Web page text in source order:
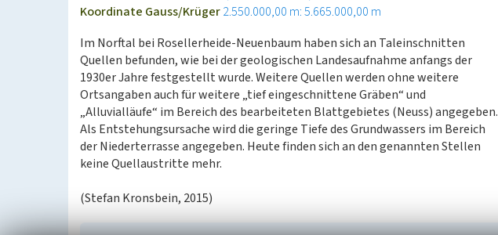
Koordinate Gauss/Krüger2.550.000,00 m: 5.665.000,00 m
Im Norftal bei Rosellerheide-Neuenbaum haben sich an Taleinschnitten
Quellen befunden, wie bei der geologischen Landesaufnahme anfangs der
1930er Jahre festgestellt wurde. Weitere Quellen werden ohne weitere
Ortsangaben auch für weitere „tief eingeschnittene Gräben“ und
„Alluvialläufe“ im Bereich des bearbeiteten Blattgebietes (Neuss) angegeben.
Als Entstehungsursache wird die geringe Tiefe des Grundwassers im Bereich
der Niederterrasse angegeben. Heute finden sich an den genannten Stellen
keine Quellaustritte mehr.
(Stefan Kronsbein, 2015)